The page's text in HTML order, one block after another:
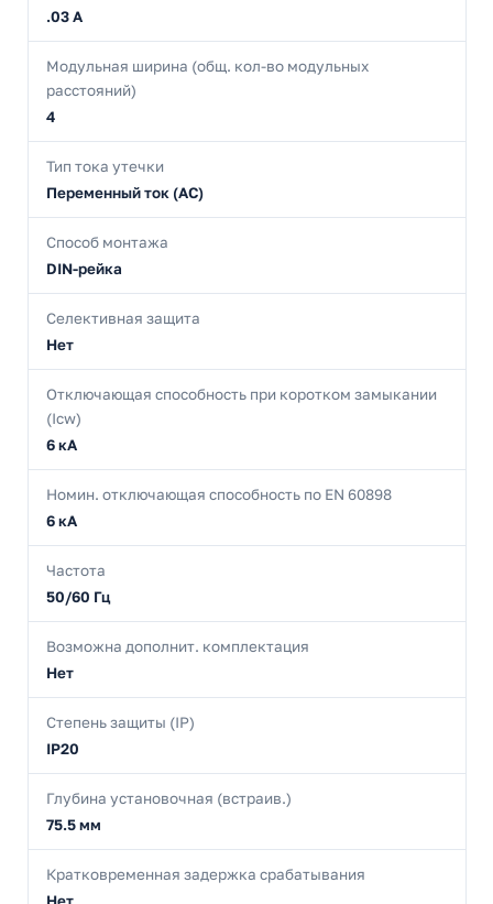
.03 А
Модульная ширина (общ. кол-во модульных
расстояний)
4
Тип тока утечки
Переменный ток (AC)
Способ монтажа
DIN-рейка
Селективная защита
Нет
Отключающая способность при коротком замыкании
(Icw)
6 кА
Номин. отключающая способность по EN 60898
6 кА
Частота
50/60 Гц
Возможна дополнит. комплектация
Нет
Степень защиты (IP)
IP20
Глубина установочная (встраив.)
75.5 мм
Кратковременная задержка срабатывания